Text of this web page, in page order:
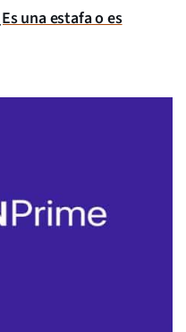
una estafa o es